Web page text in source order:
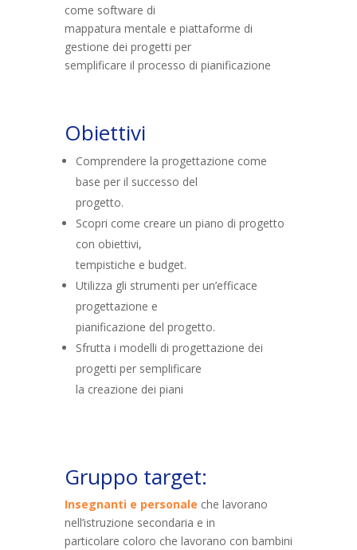
come software di
mappatura mentale e piattaforme di
gestione dei progetti per
semplificare il processo di pianificazione
Obiettivi
Comprendere la progettazione come
base per il successo del
progetto.
Scopri come creare un piano di progetto
con obiettivi,
tempistiche e budget.
Utilizza gli strumenti per un’efficace
progettazione e
pianificazione del progetto.
Sfrutta i modelli di progettazione dei
progetti per semplificare
la creazione dei piani
Gruppo target:
Insegnanti e personale che lavorano
nell’istruzione secondaria e in
particolare coloro che lavorano con bambini